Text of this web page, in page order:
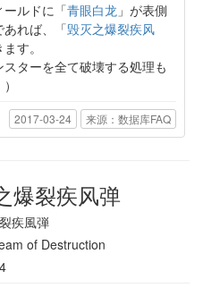
ルドに「青眼白龙 」が表側
れば、「毁灭之爆裂疾风
す。
スターを全て破壊する処理も
2017-03-24 来源：数据库FAQ
爆裂疾风弹
疾風弾
of Destruction